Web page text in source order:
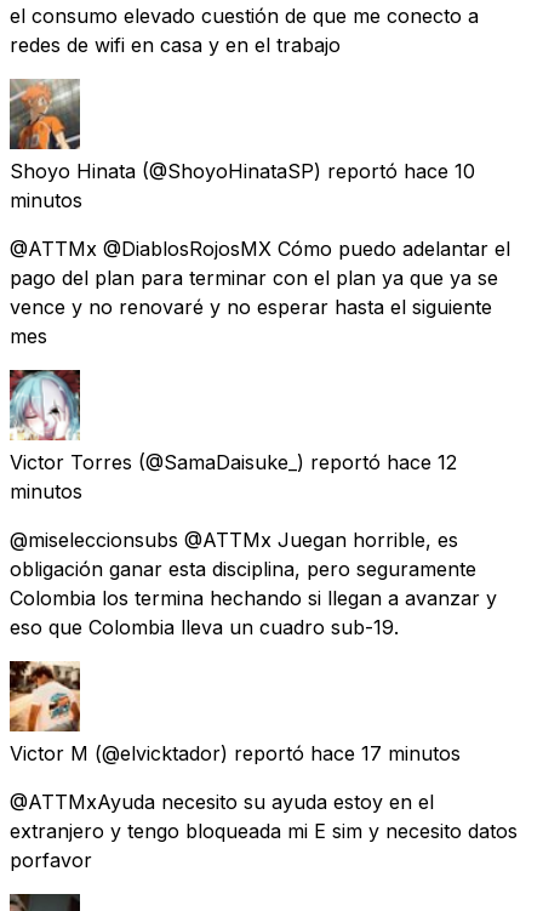
el consumo elevado cuestión de que me conecto a
redes de wifi en casa y en el trabajo
Shoyo Hinata (@ShoyoHinataSP) reportó hace 10
minutos
@ATTMx @DiablosRojosMX Cómo puedo adelantar el
pago del plan para terminar con el plan ya que ya se
vence y no renovaré y no esperar hasta el siguiente
mes
Victor Torres (@SamaDaisuke_) reportó hace 12
minutos
@miseleccionsubs @ATTMx Juegan horrible, es
obligación ganar esta disciplina, pero seguramente
Colombia los termina hechando si llegan a avanzar y
eso que Colombia lleva un cuadro sub-19.
Victor M (@elvicktador) reportó hace 17 minutos
@ATTMxAyuda necesito su ayuda estoy en el
extranjero y tengo bloqueada mi E sim y necesito datos
porfavor